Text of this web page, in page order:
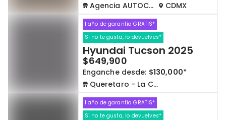
Agencia AUTOCOM
CDMX
1 año de garantía GRATIS*
Si no te gusta, lo devuelves*
Hyundai Tucson 2025
$649,900
Enganche desde: $130,000*
Queretaro - La Capilla
1 año de garantía GRATIS*
Si no te gusta, lo devuelves*